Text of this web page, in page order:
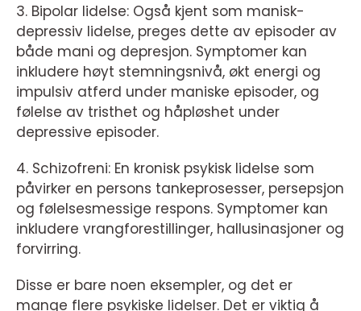
3. Bipolar lidelse: Også kjent som manisk-
depressiv lidelse, preges dette av episoder av
både mani og depresjon. Symptomer kan
inkludere høyt stemningsnivå, økt energi og
impulsiv atferd under maniske episoder, og
følelse av tristhet og håpløshet under
depressive episoder.
4. Schizofreni: En kronisk psykisk lidelse som
påvirker en persons tankeprosesser, persepsjon
og følelsesmessige respons. Symptomer kan
inkludere vrangforestillinger, hallusinasjoner og
forvirring.
Disse er bare noen eksempler, og det er
mange flere psykiske lidelser. Det er viktig å